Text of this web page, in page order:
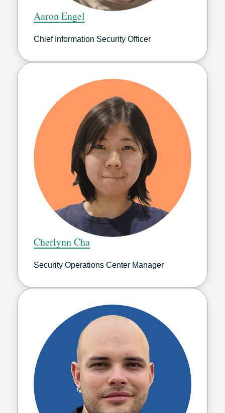
Aaron Engel
Chief Information Security Officer
Cherlynn Cha
Security Operations Center Manager